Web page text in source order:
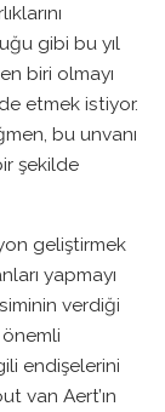
gibi bu yıl
biri olmayı
etmek istiyor.
bu unvanı
şekilde
geliştirmek
yapmayı
verdiği
endişelerini
van Aert’ın